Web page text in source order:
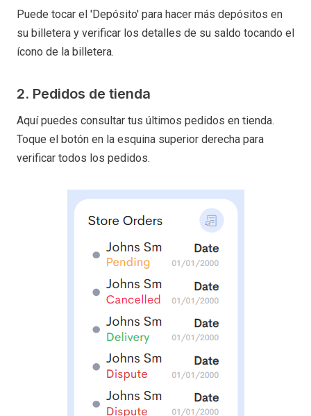
Puede tocar el 'Depósito' para hacer más depósitos en
su billetera y verificar los detalles de su saldo tocando el
ícono de la billetera.
2. Pedidos de tienda
Aquí puedes consultar tus últimos pedidos en tienda.
Toque el botón en la esquina superior derecha para
verificar todos los pedidos.